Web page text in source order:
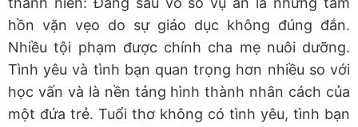
hồn vặn vẹo do sự giáo dục không đúng đắn.
Nhiều tội phạm được chính cha mẹ nuôi dưỡng.
Tình yêu và tình bạn quan trọng hơn nhiều so với
học vấn và là nền tảng hình thành nhân cách của
một đứa trẻ. Tuổi thơ không có tình yêu, tình bạn